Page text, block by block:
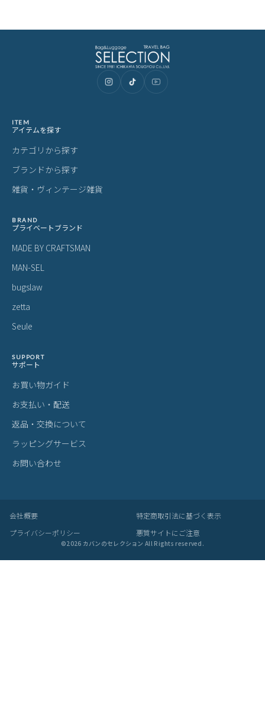
ITEM
アイテムを探す
カテゴリから探す
ブランドから探す
雑貨・ヴィンテージ雑貨
BRAND
プライベートブランド
MADE BY CRAFTSMAN
MAN-SEL
bugslaw
zetta
Seule
SUPPORT
サポート
お買い物ガイド
お支払い・配送
返品・交換について
ラッピングサービス
お問い合わせ
会社概要
特定商取引法に基づく表示
プライバシーポリシー
悪質サイトにご注意
©2026 カバンのセレクション All Rights reserved.